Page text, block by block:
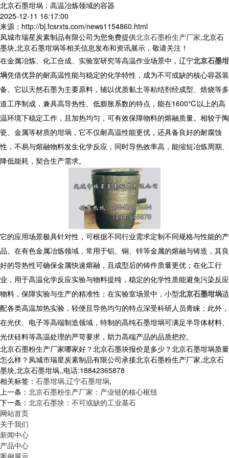
北京石墨坩埚：高温冶炼领域的容器
2025-12-11 16:17:00
来源：http://bj.fcsrxts.com/news1154860.html
凤城市瑞星炭素制品有限公司为您免费提供北京石墨粉生产厂家,北京石
墨块,北京石墨坩埚等相关信息发布和资讯展示，敬请关注！
在金属冶炼、化工合成、实验室研究等高温作业场景中，辽宁北京石墨坩
埚凭借优异的耐高温性能与稳定的化学特性，成为不可或缺的核心容器装
备。它以天然石墨为主要原料，辅以优质黏土等粘结剂经成型、焙烧等多
道工序制成，兼具高导热性、低膨胀系数的特点，能在1600℃以上的高
温环境下稳定工作，且加热均匀，可有效保障物料的熔融质量。相较于陶
瓷、金属等材质的坩埚，它不仅耐高温性能更优，还具备良好的耐腐蚀
性，不易与熔融物料发生化学反应，同时导热效率高，能缩短冶炼周期、
降低能耗，契合生产需求。
它的应用场景极具针对性，可根据不同行业需求定制不同规格与性能的产
品。在有色金属冶炼领域，常用于铝、铜、锌等金属的熔融与铸造，其良
好的导热性可确保金属快速熔融，且成型后的铸件质量更优；在化工行
业，用于高温化学反应实验与物料提纯，稳定的化学性质能避免污染反应
物料，保障实验与生产的精准性；在实验室场景中，小型北京石墨坩埚适
配各类高温加热实验，轻便且导热均匀的特点深受科研人员青睐；此外，
在光伏、电子等高端制造领域，特制的高纯石墨坩埚可满足半导体材料、
光伏硅料等高温处理的严苛要求，助力高端产品的品质把控。
北京石墨粉生产厂家哪家好？北京石墨块报价是多少？北京石墨坩埚质量
怎么样？凤城市瑞星炭素制品有限公司承接北京石墨粉生产厂家,北京石
墨块,北京石墨坩埚,,电话:18842365878
相关标签： 石墨坩埚,辽宁石墨坩埚,
上一条： 北京石墨粉生产厂家：产业链的核心枢纽
下一条： 北京石墨块：不可或缺的工业基石
网站首页
关于我们
新闻中心
产品中心
案例展示